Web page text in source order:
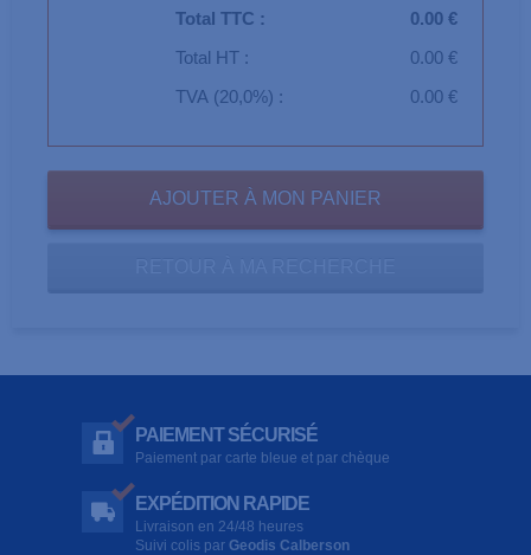
Total TTC :
0.00 €
Total HT :
0.00 €
TVA (20,0%) :
0.00 €
PAIEMENT SÉCURISÉ
Paiement par carte bleue et par chèque
EXPÉDITION RAPIDE
Livraison en 24/48 heures
Suivi colis par Geodis Calberson